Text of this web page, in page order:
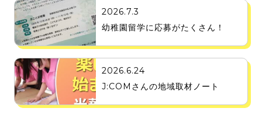
2026.7.3
幼稚園留学に応募がたくさん！
2026.6.24
J:COMさんの地域取材ノート